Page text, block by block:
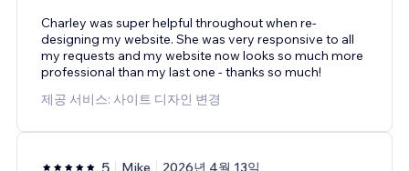
Charley was super helpful throughout when re-
designing my website. She was very responsive to all
my requests and my website now looks so much more
professional than my last one - thanks so much!
제공 서비스: 사이트 디자인 변경
5 Mike 2026년 4월 13일